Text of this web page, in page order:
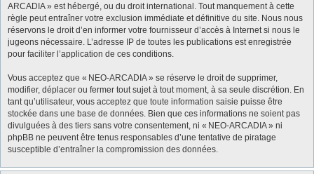
ARCADIA » est hébergé, ou du droit international. Tout manquement à cette
règle peut entraîner votre exclusion immédiate et définitive du site. Nous nous
réservons le droit d’en informer votre fournisseur d’accès à Internet si nous le
jugeons nécessaire. L’adresse IP de toutes les publications est enregistrée
pour faciliter l’application de ces conditions.
Vous acceptez que « NEO-ARCADIA » se réserve le droit de supprimer,
modifier, déplacer ou fermer tout sujet à tout moment, à sa seule discrétion. En
tant qu’utilisateur, vous acceptez que toute information saisie puisse être
stockée dans une base de données. Bien que ces informations ne soient pas
divulguées à des tiers sans votre consentement, ni « NEO-ARCADIA » ni
phpBB ne peuvent être tenus responsables d’une tentative de piratage
susceptible d’entraîner la compromission des données.